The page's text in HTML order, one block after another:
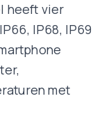
heeft vier
IP68, IP69
met